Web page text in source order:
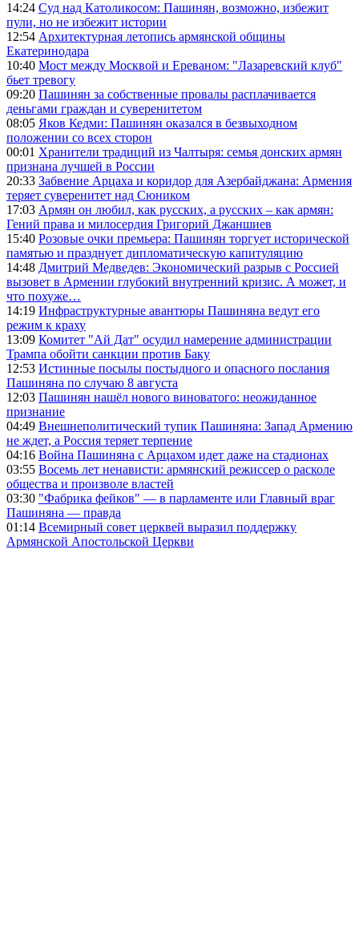
14:24 Суд над Католикосом: Пашинян, возможно, избежит
пули, но не избежит истории
12:54 Архитектурная летопись армянской общины
Екатеринодара
10:40 Мост между Москвой и Ереваном: "Лазаревский клуб"
бьет тревогу
09:20 Пашинян за собственные провалы расплачивается
деньгами граждан и суверенитетом
08:05 Яков Кедми: Пашинян оказался в безвыходном
положении со всех сторон
00:01 Хранители традиций из Чалтыря: семья донских армян
признана лучшей в России
20:33 Забвение Арцаха и коридор для Азербайджана: Армения
теряет суверенитет над Сюником
17:03 Армян он любил, как русских, а русских – как армян:
Гений права и милосердия Григорий Джаншиев
15:40 Розовые очки премьера: Пашинян торгует исторической
памятью и празднует дипломатическую капитуляцию
14:48 Дмитрий Медведев: Экономический разрыв с Россией
вызовет в Армении глубокий внутренний кризис. А может, и
что похуже…
14:19 Инфраструктурные авантюры Пашиняна ведут его
режим к краху
13:09 Комитет "Ай Дат" осудил намерение администрации
Трампа обойти санкции против Баку
12:53 Истинные посылы постыдного и опасного послания
Пашиняна по случаю 8 августа
12:03 Пашинян нашёл нового виноватого: неожиданное
признание
04:49 Внешнеполитический тупик Пашиняна: Запад Армению
не ждет, а Россия теряет терпение
04:16 Война Пашиняна с Арцахом идет даже на стадионах
03:55 Восемь лет ненависти: армянский режиссер о расколе
общества и произволе властей
03:30 "Фабрика фейков" — в парламенте или Главный враг
Пашиняна — правда
01:14 Всемирный совет церквей выразил поддержку
Армянской Апостольской Церкви